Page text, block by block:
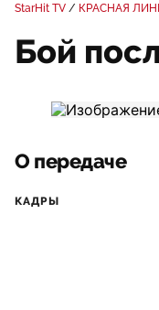
StarHit TV КРАСНАЯ
Бой
О передаче
КАДРЫ